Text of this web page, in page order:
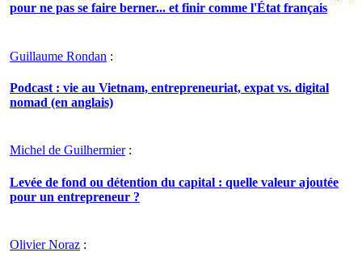
pour ne pas se faire berner... et finir comme l'État français
Guillaume Rondan :
Podcast : vie au Vietnam, entrepreneuriat, expat vs. digital
nomad (en anglais)
Michel de Guilhermier:
Levée de fond ou détention du capital : quelle valeur ajoutée
pour un entrepreneur ?
Olivier Noraz :